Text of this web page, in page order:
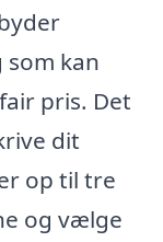
kan
pris. Det
dit
op til tre
og vælge